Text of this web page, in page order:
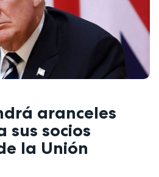
aranceles
sus socios
la Unión